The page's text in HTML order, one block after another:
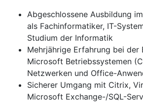
Abgeschlossene Ausbildung
als Fachinformatiker, IT-
Studium der Informatik
Mehrjährige Erfahrung bei der
Microsoft Betriebssystemen
Netzwerken und Office-
Sicherer Umgang mit Citrix,
Microsoft Exchange-/SQL-